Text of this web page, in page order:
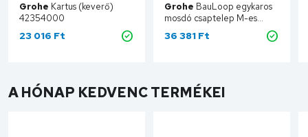
Grohe Kartus (keverő)
42354000
23 016 Ft
Grohe BauLoop egykaros
mosdó csaptelep M-es
méret push-open
leeresztővel 23886001
36 381 Ft
A HÓNAP KEDVENC TERMÉKEI